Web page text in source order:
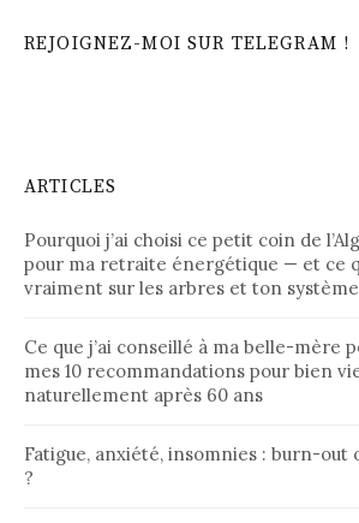
REJOIGNEZ-MOI SUR TELEGRAM !
ARTICLES
Pourquoi j’ai choisi ce petit coin de
pour ma retraite énergétique — et ce
vraiment sur les arbres et ton
Ce que j’ai conseillé à ma belle-mère
mes 10 recommandations pour bien
naturellement après 60 ans
Fatigue, anxiété, insomnies : burn-out
?